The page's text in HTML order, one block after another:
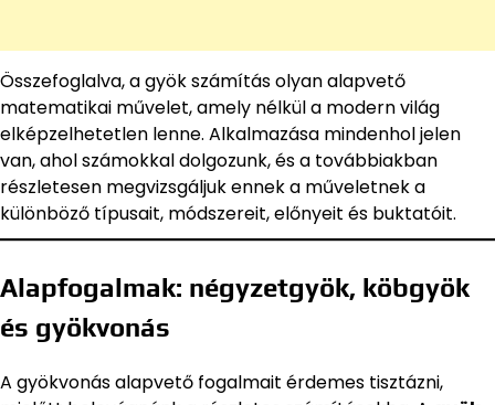
Összefoglalva, a gyök számítás olyan alapvető
matematikai művelet, amely nélkül a modern világ
elképzelhetetlen lenne. Alkalmazása mindenhol jelen
van, ahol számokkal dolgozunk, és a továbbiakban
részletesen megvizsgáljuk ennek a műveletnek a
különböző típusait, módszereit, előnyeit és buktatóit.
Alapfogalmak: négyzetgyök, köbgyök
és gyökvonás
A gyökvonás alapvető fogalmait érdemes tisztázni,